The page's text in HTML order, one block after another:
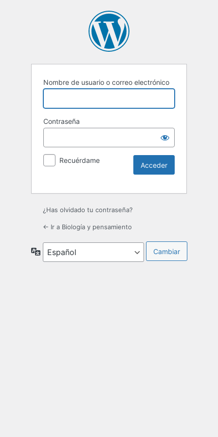
Nombre de usuario o correo electrónico
Contraseña
Recuérdame
¿Has olvidado tu contraseña?
← Ir a Biología y pensamiento
Idioma